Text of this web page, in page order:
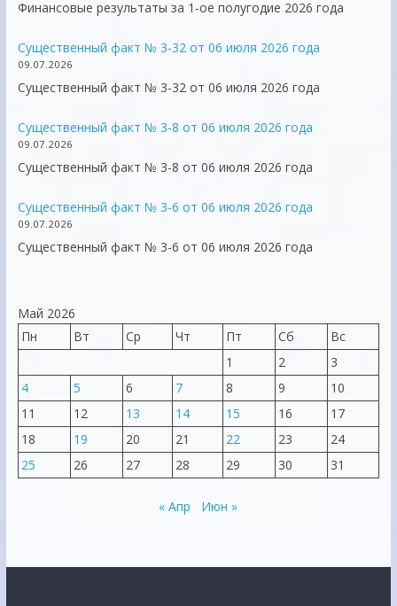
Финансовые результаты за 1-ое полугодие 2026 года
Существенный факт № 3-32 от 06 июля 2026 года
09.07.2026
Существенный факт № 3-32 от 06 июля 2026 года
Существенный факт № 3-8 от 06 июля 2026 года
09.07.2026
Существенный факт № 3-8 от 06 июля 2026 года
Существенный факт № 3-6 от 06 июля 2026 года
09.07.2026
Существенный факт № 3-6 от 06 июля 2026 года
Май 2026
Пн
Вт Ср Чт Пт Сб
Вс
1
2
3
4
5 6 7 8 9
10
11
12 13 14 15 16
17
18
19 20 21 22 23
24
25
26 27 28 29 30 31
« Апр Июн »